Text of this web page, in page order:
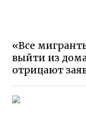
«Все
выйти из
отрицают